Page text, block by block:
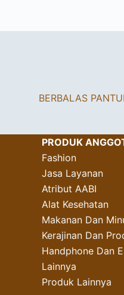
BERBALAS
PRODUK
Fashion
Jasa Layanan
Atribut AABI
Alat Kesehatan
Makanan Dan
Kerajinan Dan
Handphone Dan
Lainnya
Produk Lainnya